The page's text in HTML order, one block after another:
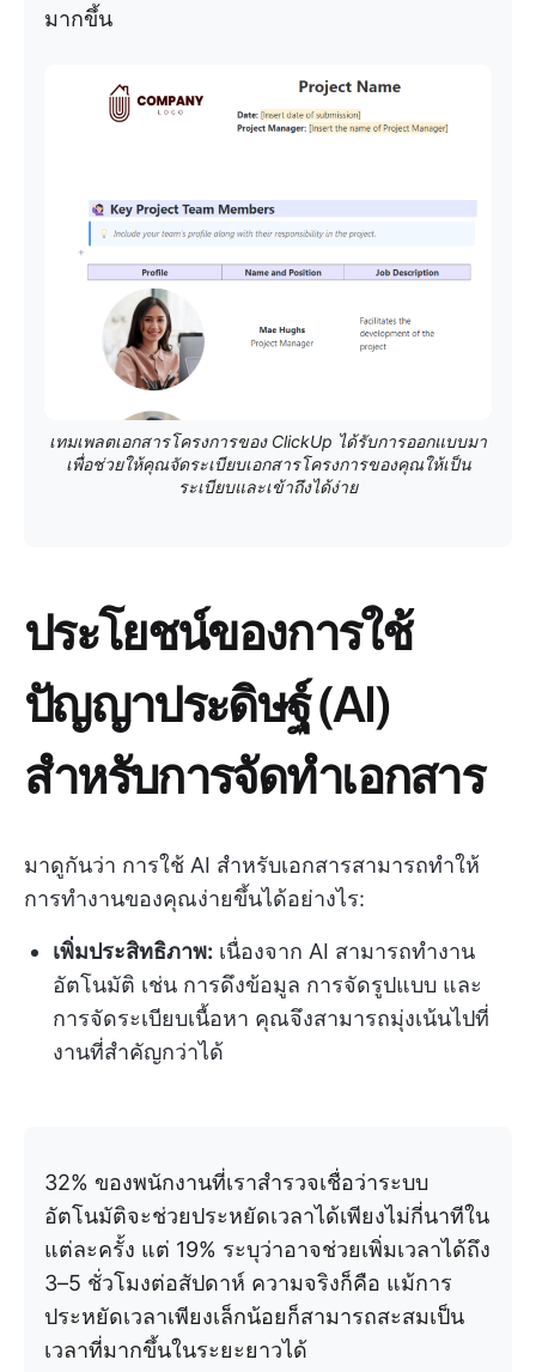
มากขึ้น
เทมเพลตเอกสารโครงการของ ClickUp ได้รับการออกแบบมา
เพื่อช่วยให้คุณจัดระเบียบเอกสารโครงการของคุณให้เป็น
ระเบียบและเข้าถึงได้ง่าย
ประโยชน์ของการใช้
ปัญญาประดิษฐ์ (AI)
สำหรับการจัดทำเอกสาร
มาดูกันว่า การใช้ AI สำหรับเอกสารสามารถทำให้
การทำงานของคุณง่ายขึ้นได้อย่างไร:
เพิ่มประสิทธิภาพ: เนื่องจาก AI สามารถทำงาน
อัตโนมัติ เช่น การดึงข้อมูล การจัดรูปแบบ และ
การจัดระเบียบเนื้อหา คุณจึงสามารถมุ่งเน้นไปที่
งานที่สำคัญกว่าได้
32% ของพนักงานที่เราสำรวจเชื่อว่าระบบ
อัตโนมัติจะช่วยประหยัดเวลาได้เพียงไม่กี่นาทีใน
แต่ละครั้ง แต่ 19% ระบุว่าอาจช่วยเพิ่มเวลาได้ถึง
3–5 ชั่วโมงต่อสัปดาห์ ความจริงก็คือ แม้การ
ประหยัดเวลาเพียงเล็กน้อยก็สามารถสะสมเป็น
เวลาที่มากขึ้นในระยะยาวได้